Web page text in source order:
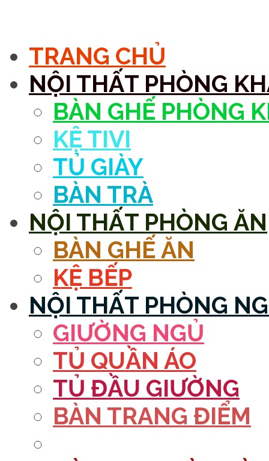
TRANG CHỦ
NỘI THẤT PHÒNG
BÀN GHẾ PHÒNG
KỆ TIVI
TỦ GIÀY
BÀN TRÀ
NỘI THẤT PHÒNG ĂN
BÀN GHẾ ĂN
KỆ BẾP
NỘI THẤT PHÒNG
GIƯỜNG NGỦ
TỦ QUẦN ÁO
TỦ ĐẦU GIƯỜNG
BÀN TRANG ĐIỂM